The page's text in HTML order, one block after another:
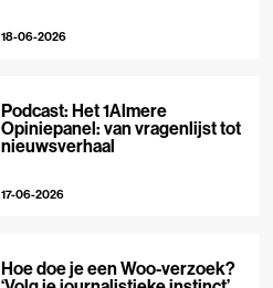
18-06-2026
Podcast: Het 1Almere
Opiniepanel: van vragenlijst tot
nieuwsverhaal
17-06-2026
Hoe doe je een Woo-verzoek?